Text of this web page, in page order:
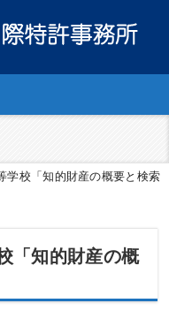
学校「知的財産の概要と検索
「知的財産の概